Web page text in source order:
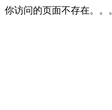
你访问的页面不存在。。